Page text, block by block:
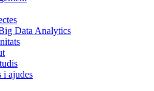
Data Analytics
i ajudes